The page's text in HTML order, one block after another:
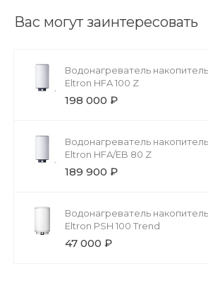
Вас могут заинтересовать
Водонагреватель
Eltron HFA 100 Z
198 000 ₽
Водонагреватель
Eltron HFA/EB 80 Z
189 900 ₽
Водонагреватель
Eltron PSH 100 Trend
47 000 ₽